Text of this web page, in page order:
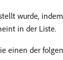
wurde,
in der Liste.
einen der